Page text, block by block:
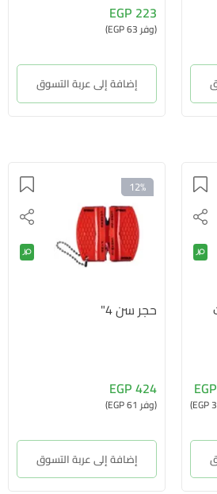
223 EGP
(وفر 63 EGP)
إضافة إلى عربة التسوق
12%
حجر سن 4"
424 EGP
(وفر 61 EGP)
إضافة إلى عربة التسوق